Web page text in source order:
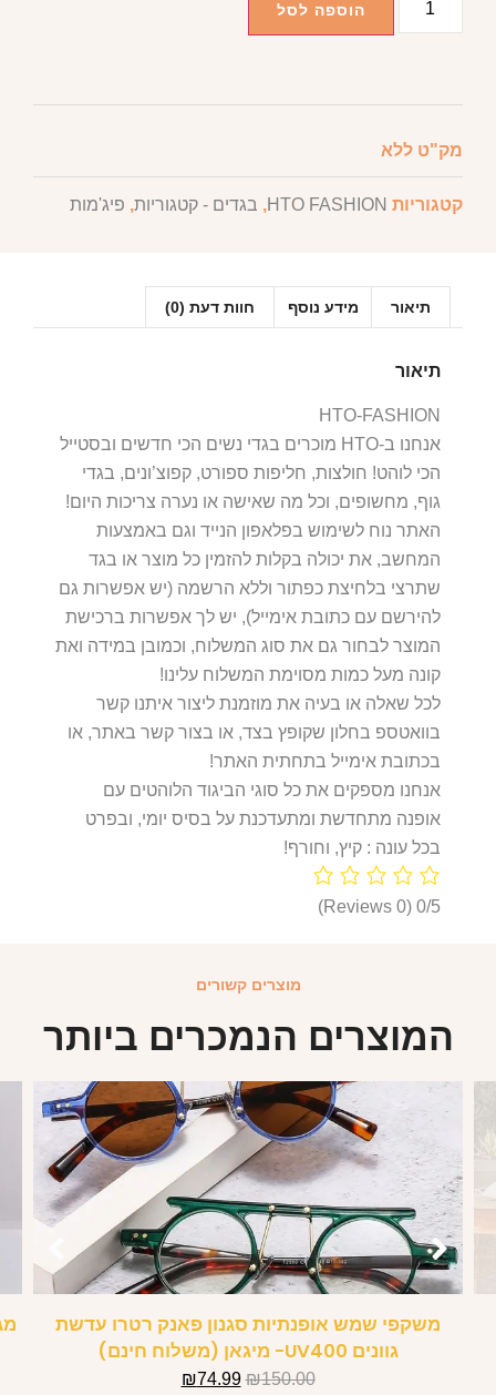
הוספה לסל
מק"ט ללא
קטגוריות HTO FASHION
, בגדים - קטגוריות, פיג'מות
תיאור מידע נוסף חוות דעת (0)
תיאור
HTO-FASHION
אנחנו ב-HTO מוכרים בגדי נשים הכי חדשים ובסטייל
הכי לוהט! חולצות, חליפות ספורט, קפוצ’ונים, בגדי
גוף, מחשופים, וכל מה שאישה או נערה צריכות היום!
האתר נוח לשימוש בפלאפון הנייד וגם באמצעות
המחשב, את יכולה בקלות להזמין כל מוצר או בגד
שתרצי בלחיצת כפתור וללא הרשמה (יש אפשרות גם
להירשם עם כתובת אימייל), יש לך אפשרות ברכישת
המוצר לבחור גם את סוג המשלוח, וכמובן במידה ואת
קונה מעל כמות מסוימת המשלוח עלינו!
לכל שאלה או בעיה את מוזמנת ליצור איתנו קשר
בוואטספ בחלון שקופץ בצד, או בצור קשר באתר, או
בכתובת אימייל בתחתית האתר!
אנחנו מספקים את כל סוגי הביגוד הלוהטים עם
אופנה מתחדשת ומתעדכנת על בסיס יומי, ובפרט
בכל עונה : קיץ, וחורף!
0/5
(0 Reviews)
מוצרים קשורים
המוצרים הנמכרים ביותר
משקפי שמש אופנתיות סגנון פאנק רטרו עדשת
גוונים UV400- מיגאן (משלוח חינם)
₪150.00
₪74.99